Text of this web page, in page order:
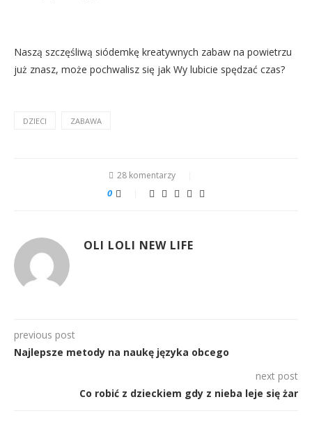
Naszą szczęśliwą siódemkę kreatywnych zabaw na powietrzu
już znasz, może pochwalisz się jak Wy lubicie spędzać czas?
DZIECI ZABAWA
28 komentarzy
0
OLI LOLI NEW LIFE
previous post
Najlepsze metody na naukę języka obcego
next post
Co robić z dzieckiem gdy z nieba leje się żar